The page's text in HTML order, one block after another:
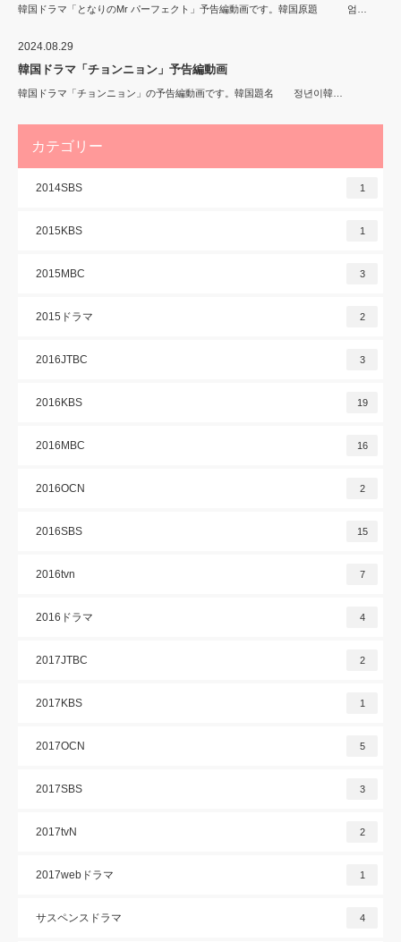
韓国ドラマ「となりのMr パーフェクト」予告編動画です。韓国原題 엄…
2024.08.29
韓国ドラマ「チョンニョン」予告編動画
韓国ドラマ「チョンニョン」の予告編動画です。韓国題名 정년이韓…
カテゴリー
2014SBS 1
2015KBS 1
2015MBC 3
2015ドラマ 2
2016JTBC 3
2016KBS 19
2016MBC 16
2016OCN 2
2016SBS 15
2016tvn 7
2016ドラマ 4
2017JTBC 2
2017KBS 1
2017OCN 5
2017SBS 3
2017tvN 2
2017webドラマ 1
サスペンスドラマ 4